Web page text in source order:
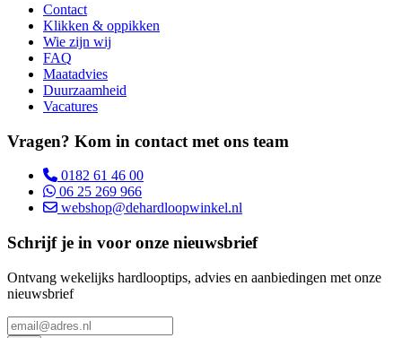
Contact
Klikken & oppikken
Wie zijn wij
FAQ
Maatadvies
Duurzaamheid
Vacatures
Vragen? Kom in contact met ons team
0182 61 46 00
06 25 269 966
webshop@dehardloopwinkel.nl
Schrijf je in voor onze nieuwsbrief
Ontvang wekelijks hardlooptips, advies en aanbiedingen met onze
nieuwsbrief